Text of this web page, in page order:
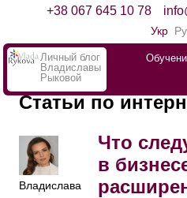
+38 067 645 10 78
Укр Ру
Личный блог
Владиславы
Рыковой
Статьи по
Владислава
Что
в